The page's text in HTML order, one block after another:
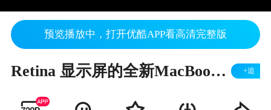
预览播放中，打开优酷APP看高清完整版
Retina 显示屏的全新MacBook Pro 上手视频 +追